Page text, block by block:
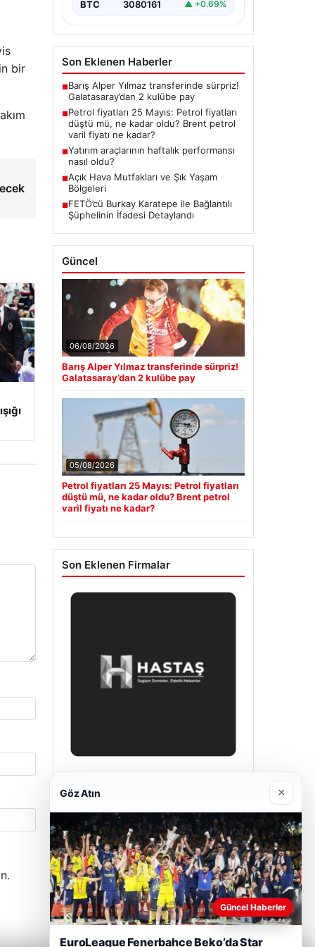
bir
BTC 3080161 ▲ +0.69%
Son Eklenen Haberler
■Barış Alper Yılmaz transferinde sürpriz!
Galatasaray’dan 2 kulübe pay
■Petrol fiyatları 25 Mayıs: Petrol fiyatları
düştü mü, ne kadar oldu? Brent petrol
varil fiyatı ne kadar?
■Yatırım araçlarının haftalık performansı
nasıl oldu?
■Açık Hava Mutfakları ve Şık Yaşam
Bölgeleri
■FETÖ’cü Burkay Karatepe ile Bağlantılı
Şüphelinin İfadesi Detaylandı
Güncel
06/08/2026
Barış Alper Yılmaz transferinde sürpriz!
Galatasaray’dan 2 kulübe pay
05/08/2026
Petrol fiyatları 25 Mayıs: Petrol fiyatları
düştü mü, ne kadar oldu? Brent petrol
varil fiyatı ne kadar?
Son Eklenen Firmalar
29/04/2026
Göz Atın ×
Güncel Haberler
EuroLeague Fenerbahce Beko’da Star